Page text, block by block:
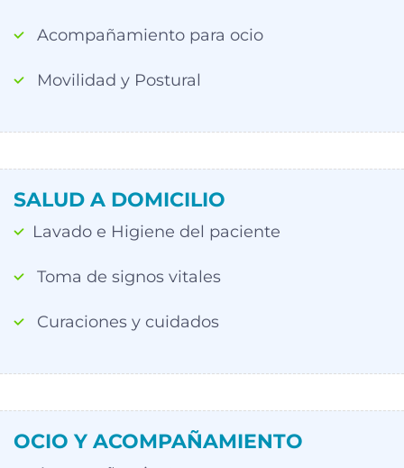
Acompañamiento para ocio
Movilidad y Postural
SALUD A DOMICILIO
Lavado e Higiene del paciente
Toma de signos vitales
Curaciones y cuidados
OCIO Y ACOMPAÑAMIENTO